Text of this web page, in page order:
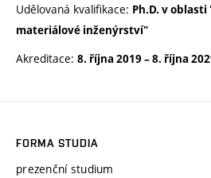
Udělovaná kvalifikace: Ph.D. v
materiálové inženýrství"
Akreditace: 8. října 2019–8. října
FORMA STUDIA
prezenční studium